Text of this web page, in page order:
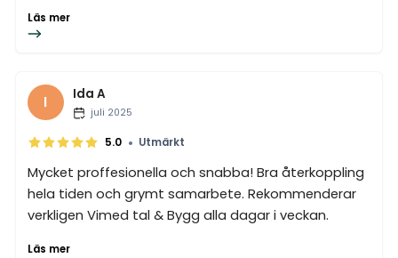
Läs mer
I Ida A
juli 2025
5.0 • Utmärkt
Mycket proffesionella och snabba! Bra återkoppling
hela tiden och grymt samarbete. Rekommenderar
verkligen Vimed tal & Bygg alla dagar i veckan.
Läs mer